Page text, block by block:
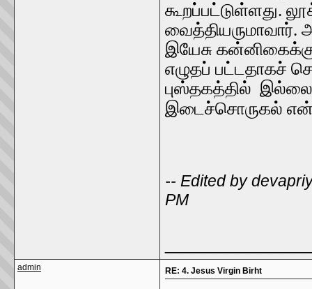
கூறப்பட்டுள்ளது.
வைத்தியருமாவார்.
இயேசு
எழுதப் பட்டதாகச்
புஸ்தகத்தில்
இடைச்சொருகல்
-- Edited by
PM
admin RE: 4. Jesus Virgin Birht